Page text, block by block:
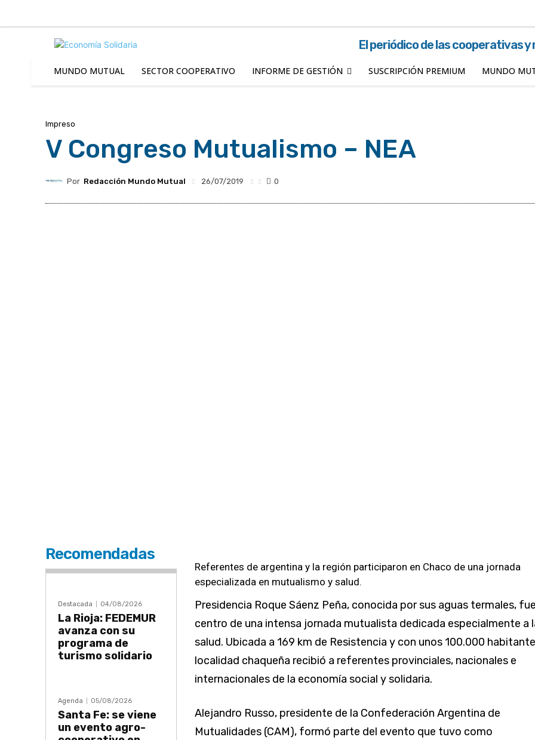
El periódico de las cooperativas
MUNDO MUTUAL SECTOR COOPERATIVO INFORME DE GESTIÓN SUSCRIPCIÓN PREMIUM MUNDO
Impreso
V Congreso Mutualismo – NEA
Por Redacción Mundo Mutual 26/07/2019 0
Recomendadas
Destacada 04/08/2026
La Rioja: FEDEMUR
avanza con su
programa de
turismo solidario
Agenda 05/08/2026
Santa Fe: se viene
un evento agro-
Referentes de argentina y la región participaron en Chaco de una jornada
especializada en mutualismo y salud.
Presidencia Roque Sáenz Peña, conocida por sus aguas termales, fue
centro de una intensa jornada mutualista dedicada especialmente a
salud. Ubicada a 169 km de Resistencia y con unos 100.000
localidad chaqueña recibió a referentes provinciales, nacionales e
internacionales de la economía social y solidaria.
Alejandro Russo, presidente de la Confederación Argentina de
Mutualidades (CAM), formó parte del evento que tuvo como